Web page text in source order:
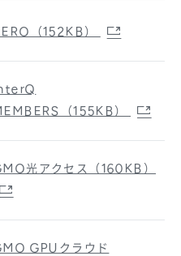
（152KB）
（155KB）
光アクセス（160KB）
GPUクラウド